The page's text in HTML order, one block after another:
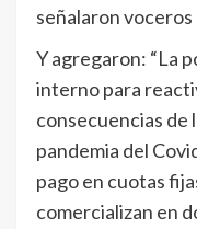
señalaron voceros
Y agregaron: “La
interno para
consecuencias de
pandemia del
pago en cuotas
comercializan en